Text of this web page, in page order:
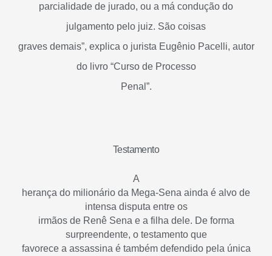
parcialidade de jurado, ou a má condução do
julgamento pelo juiz. São coisas
graves demais”, explica o jurista Eugênio Pacelli, autor
do livro “Curso de Processo
Penal”.
Testamento
A
herança do milionário da Mega-Sena ainda é alvo de
intensa disputa entre os
irmãos de Renê Sena e a filha dele. De forma
surpreendente, o testamento que
favorece a assassina é também defendido pela única